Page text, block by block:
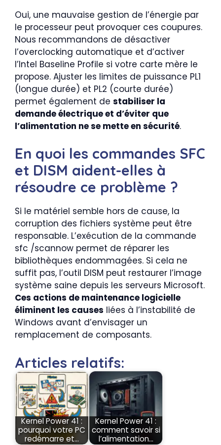
Oui, une mauvaise gestion de l’énergie par
le processeur peut provoquer ces coupures.
Nous recommandons de désactiver
l’overclocking automatique et d’activer
l’Intel Baseline Profile si votre carte mère le
propose. Ajuster les limites de puissance PL1
(longue durée) et PL2 (courte durée)
permet également de stabiliser la
demande électrique et d’éviter que
l’alimentation ne se mette en sécurité.
En quoi les commandes SFC
et DISM aident-elles à
résoudre ce problème ?
Si le matériel semble hors de cause, la
corruption des fichiers système peut être
responsable. L’exécution de la commande
sfc /scannow permet de réparer les
bibliothèques endommagées. Si cela ne
suffit pas, l’outil DISM peut restaurer l’image
système saine depuis les serveurs Microsoft.
Ces actions de maintenance logicielle
éliminent les causes liées à l’instabilité de
Windows avant d’envisager un
remplacement de composants.
Articles relatifs:
Kernel Power 41 :
pourquoi votre PC
redémarre et…
Kernel Power 41 :
comment savoir si
l’alimentation…